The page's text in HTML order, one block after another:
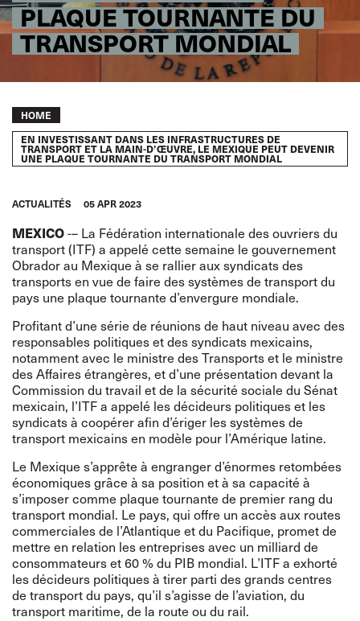
PLAQUE TOURNANTE DU
TRANSPORT MONDIAL
Breadcrumb
HOME
EN INVESTISSANT DANS LES INFRASTRUCTURES DE
TRANSPORT ET LA MAIN-D’ŒUVRE, LE MEXIQUE PEUT DEVENIR
UNE PLAQUE TOURNANTE DU TRANSPORT MONDIAL
ACTUALITÉS 05 APR 2023
MEXICO-– La Fédération internationale des ouvriers du
transport (ITF) a appelé cette semaine le gouvernement
Obrador au Mexique à se rallier aux syndicats des
transports en vue de faire des systèmes de transport du
pays une plaque tournante d’envergure mondiale.
Profitant d’une série de réunions de haut niveau avec des
responsables politiques et des syndicats mexicains,
notamment avec le ministre des Transports et le ministre
des Affaires étrangères, et d’une présentation devant la
Commission du travail et de la sécurité sociale du Sénat
mexicain, l’ITF a appelé les décideurs politiques et les
syndicats à coopérer afin d’ériger les systèmes de
transport mexicains en modèle pour l’Amérique latine.
Le Mexique s’apprête à engranger d’énormes retombées
économiques grâce à sa position et à sa capacité à
s’imposer comme plaque tournante de premier rang du
transport mondial. Le pays, qui offre un accès aux routes
commerciales de l’Atlantique et du Pacifique, promet de
mettre en relation les entreprises avec un milliard de
consommateurs et 60 % du PIB mondial. L’ITF a exhorté
les décideurs politiques à tirer parti des grands centres
de transport du pays, qu’il s’agisse de l’aviation, du
transport maritime, de la route ou du rail.